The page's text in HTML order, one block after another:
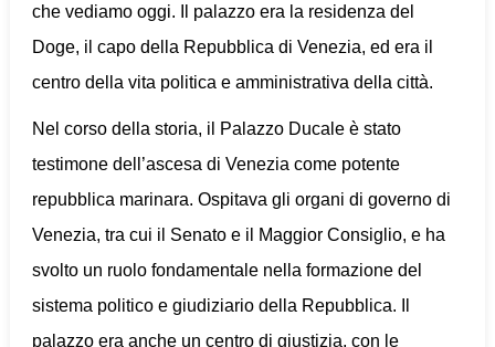
che vediamo oggi. Il palazzo era la residenza del
Doge, il capo della Repubblica di Venezia, ed era il
centro della vita politica e amministrativa della città.
Nel corso della storia, il Palazzo Ducale è stato
testimone dell’ascesa di Venezia come potente
repubblica marinara. Ospitava gli organi di governo di
Venezia, tra cui il Senato e il Maggior Consiglio, e ha
svolto un ruolo fondamentale nella formazione del
sistema politico e giudiziario della Repubblica. Il
palazzo era anche un centro di giustizia, con le